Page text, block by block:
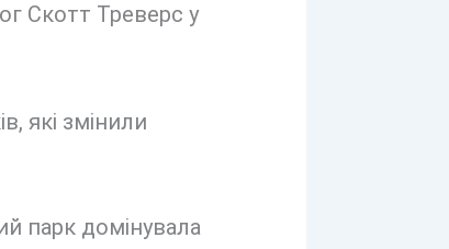
Скотт Треверс у
парк домінувала